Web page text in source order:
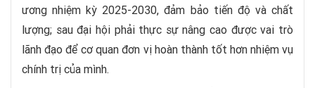
ương nhiệm kỳ 2025-2030, đảm bảo tiến độ và chất
lượng; sau đại hội phải thực sự nâng cao được vai trò
lãnh đạo để cơ quan đơn vị hoàn thành tốt hơn nhiệm vụ
chính trị của mình.